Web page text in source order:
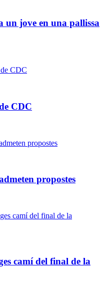
un jove en una pallissa
CDC
propostes
camí del final de la